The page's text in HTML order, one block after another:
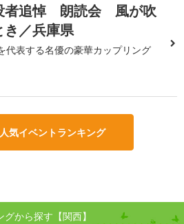
者追悼 朗読会 風が吹
き／兵庫県
代表する名優の豪華カップリング
気イベントランキング
から探す【関西】